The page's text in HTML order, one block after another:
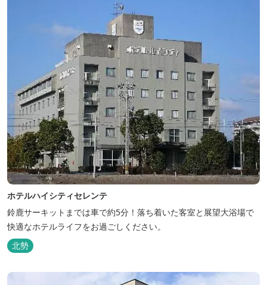
ホテルハイシティセレンテ
鈴鹿サーキットまでは車で約5分！落ち着いた客室と展望大浴場で
快適なホテルライフをお過ごしください。
北勢